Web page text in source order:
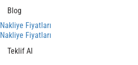
Blog
Nakliye Fiyatları
Nakliye Fiyatları
Teklif Al